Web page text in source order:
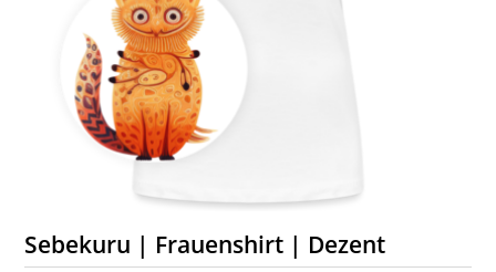
Sebekuru | Frauenshirt | Dezent